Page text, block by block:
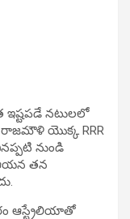
ఇష్టపడే నటులలో
రాజమౌళి యొక్క RRR
నుండి
ఆయన తన
ఆస్ట్రేలియాతో